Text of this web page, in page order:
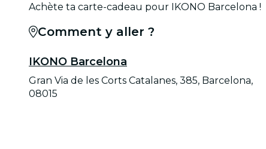
Achète ta carte-cadeau pour IKONO Barcelona !
Comment y aller ?
IKONO Barcelona
Gran Via de les Corts Catalanes, 385, Barcelona,
08015